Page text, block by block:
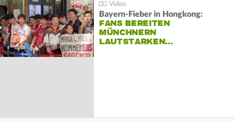
Bayern-Fieber in Hongkong:
FANS BEREITEN
MÜNCHNERN
LAUTSTARKEN…